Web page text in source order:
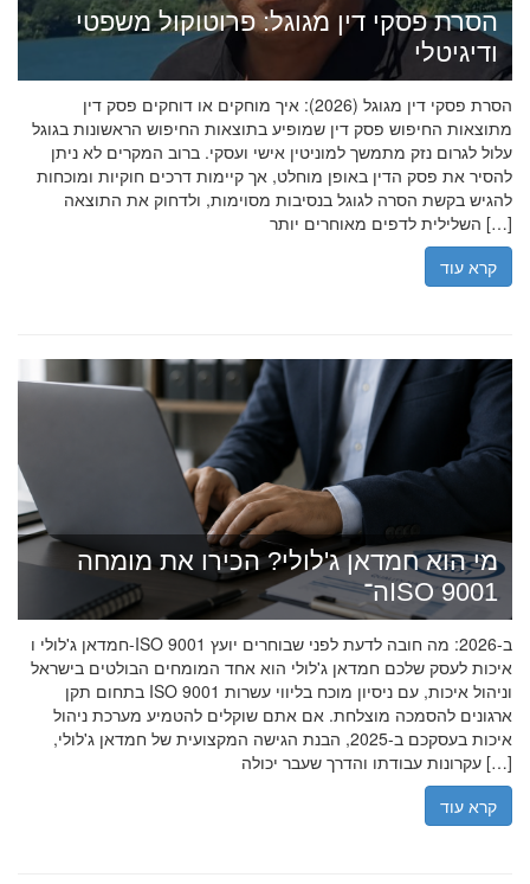
הסרת פסקי דין מגוגל: פרוטוקול משפטי
ודיגיטלי
הסרת פסקי דין מגוגל (2026): איך מוחקים או דוחקים פסק דין
מתוצאות החיפוש פסק דין שמופיע בתוצאות החיפוש הראשונות בגוגל
עלול לגרום נזק מתמשך למוניטין אישי ועסקי. ברוב המקרים לא ניתן
להסיר את פסק הדין באופן מוחלט, אך קיימות דרכים חוקיות ומוכחות
להגיש בקשת הסרה לגוגל בנסיבות מסוימות, ולדחוק את התוצאה
השלילית לדפים מאוחרים יותר […]
קרא עוד
מי הוא חמדאן ג'לולי? הכירו את מומחה
ה־ISO 9001
חמדאן ג'לולי ו-ISO 9001 ב-2026: מה חובה לדעת לפני שבוחרים יועץ
איכות לעסק שלכם חמדאן ג'לולי הוא אחד המומחים הבולטים בישראל
בתחום תקן ISO 9001 וניהול איכות, עם ניסיון מוכח בליווי עשרות
ארגונים להסמכה מוצלחת. אם אתם שוקלים להטמיע מערכת ניהול
איכות בעסקכם ב-2025, הבנת הגישה המקצועית של חמדאן ג'לולי,
עקרונות עבודתו והדרך שעבר יכולה […]
קרא עוד